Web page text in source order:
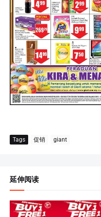
Tags 促销 giant
延伸阅读